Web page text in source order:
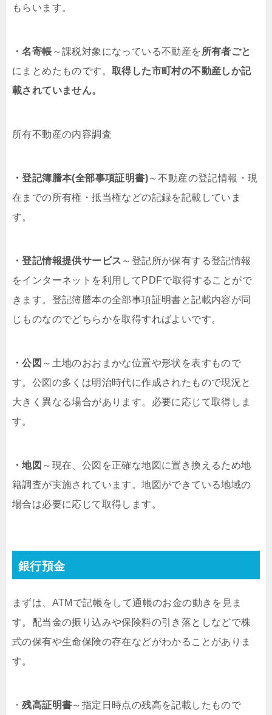
もらいます。
・名寄帳 ～課税対象になっている不動産を 所有者ごと
にまとめたものです。 取得した市町村の不動産しか記
載されていません。
所有不動産の内容調査
・登記簿謄本(全部事項証明書)～不動産の登記情報・現
在までの所有権・抵当権などの記録を記載していま
す。
・登記情報提供サービス ～登記所が保有する登記情報
をインターネットを利用してPDFで取得することがで
きます。登記簿謄本の全部事項証明書と記載内容が同
じものなのでどちらかを取得すればよいです。
・公図 ～土地のおおまかな位置や形状を表すもので
す。公図の多くは明治時代に作成されたもので現況と
大きく異なる場合があります。必要に応じて取得しま
す。
・地図 ～現在、公図を正確な地図に置き換えるため地
籍調査が実施されています。地図ができている地域の
場合は必要に応じて取得します。
銀行預金
まずは、ATMで記帳をして通帳のお金の動きを見ま
す。配当金の振り込みや保険料の引き落としなどで株
式の保有や生命保険の存在などがわかることがありま
す。
・残高証明書～指定日時点の残高を記載したもので